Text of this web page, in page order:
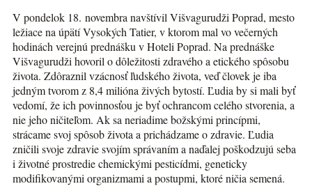
V pondelok 18. novembra navštívil Višvagurudži Poprad, mesto
ležiace na úpätí Vysokých Tatier, v ktorom mal vo večerných
hodinách verejnú prednášku v Hoteli Poprad. Na prednáške
Višvagurudži hovoril o dôležitosti zdravého a etického spôsobu
života. Zdôraznil vzácnosť ľudského života, veď človek je iba
jedným tvorom z 8,4 milióna živých bytostí. Ľudia by si mali byť
vedomí, že ich povinnosťou je byť ochrancom celého stvorenia, a
nie jeho ničiteľom. Ak sa neriadime božskými princípmi,
strácame svoj spôsob života a prichádzame o zdravie. Ľudia
zničili svoje zdravie svojím správaním a naďalej poškodzujú seba
i životné prostredie chemickými pesticídmi, geneticky
modifikovanými organizmami a postupmi, ktoré ničia semená.